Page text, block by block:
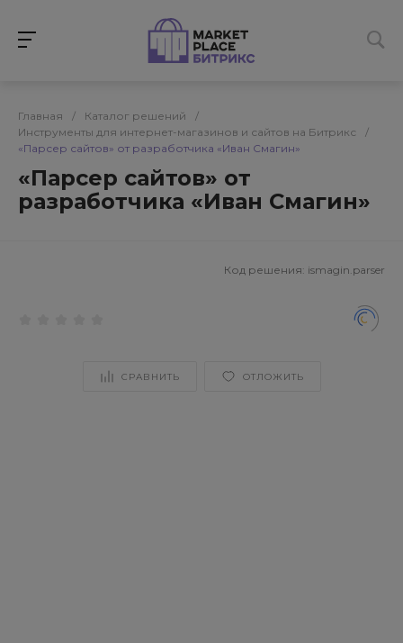
Главная / Каталог решений
/
Инструменты для интернет-магазинов и сайтов на Битрикс
/
«Парсер сайтов» от разработчика «Иван Смагин»
«Парсер сайтов» от
разработчика «Иван Смагин»
Код решения: ismagin.parser
СРАВНИТЬ ОТЛОЖИТЬ